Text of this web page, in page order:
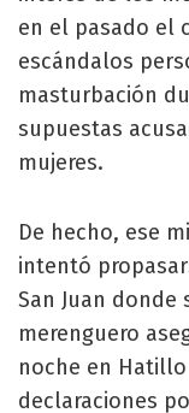
en el pasado el
escándalos
masturbación
supuestas
mujeres.
De hecho, ese
intentó
San Juan
merenguero
noche en
declaraciones